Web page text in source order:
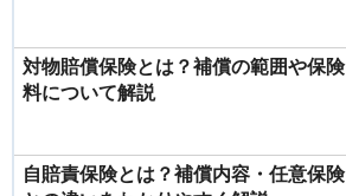
対物賠償保険とは？補償の範囲や保険
料について解説
自賠責保険とは？補償内容・任意保険